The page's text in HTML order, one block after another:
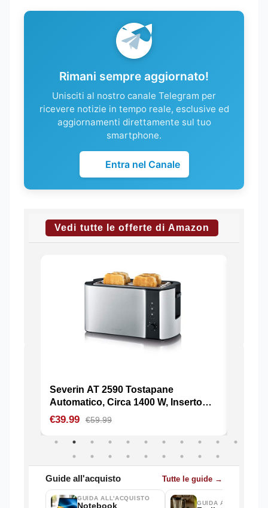
Rimani sempre aggiornato!
Unisciti al nostro canale Telegram per
ricevere notizie in tempo reale, esclusive ed
aggiornamenti direttamente sul tuo
smartphone.
Entra nel Canale